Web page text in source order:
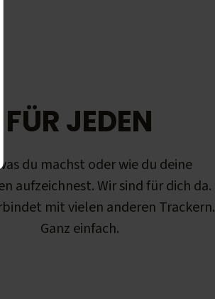
FÜR JEDEN
du machst oder wie du deine
aufzeichnest. Wir sind für dich da.
mit vielen anderen Trackern.
Ganz einfach.